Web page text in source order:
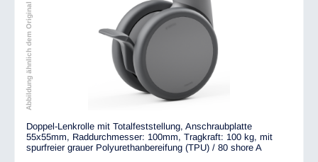
Abbildung ähnlich dem Original
Doppel-Lenkrolle mit Totalfeststellung, Anschraubplatte
55x55mm, Raddurchmesser: 100mm, Tragkraft: 100 kg, mit
spurfreier grauer Polyurethanbereifung (TPU) / 80 shore A